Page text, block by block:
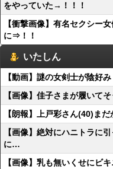
をやっていた→！！！
【衝撃画像】有名セクシー
に⇒！！
いたしん
【動画】謎の女剣士が陰好み
【画像】佳子さまが履いて
【朗報】上戸彩さん(40)ま
【画像】絶対にハニトラに
に…
【画像】乳も無いくせにビ